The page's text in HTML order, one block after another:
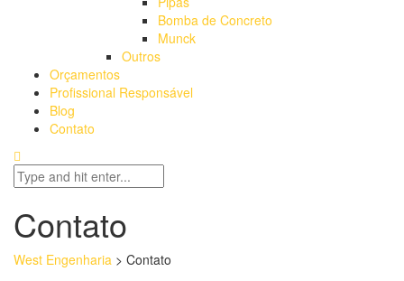
Bomba de Concreto
Munck
Outros
Orçamentos
Profissional Responsável
Blog
Contato
Contato
West Engenharia > Contato